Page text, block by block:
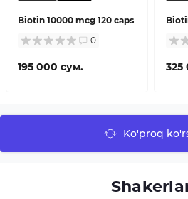
Biotin 10000 mcg 120 caps
0
195 000 сум. 325
Ko'proq